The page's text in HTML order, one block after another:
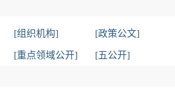
[组织机构] [政策公文]
[重点领域公开] [五公开]